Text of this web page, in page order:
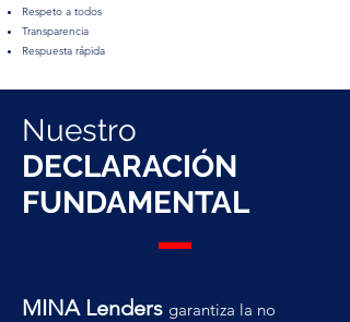
Respeto a todos
Transparencia
Respuesta rápida
Nuestro
DECLARACIÓN
FUNDAMENTAL
MINA Lenders garantiza la no